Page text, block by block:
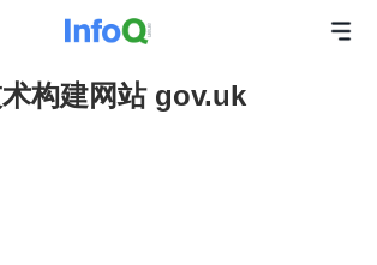
构建网站 gov.uk